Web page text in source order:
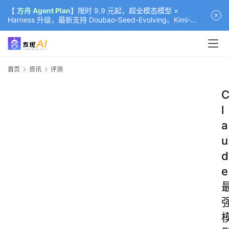
【 方舟 Agent Plan】限时 9.9 元起，超全模态模型 ×
Harness 升级，最新支持 Doubao-Seed-Evolving、Kimi-
K3（部分）、GLM-5.2
首页 资讯 评测
C
l
a
u
d
e